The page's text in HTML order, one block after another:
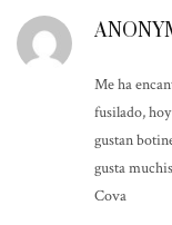
Me ha
fusilado,
gustan
gusta
Cova